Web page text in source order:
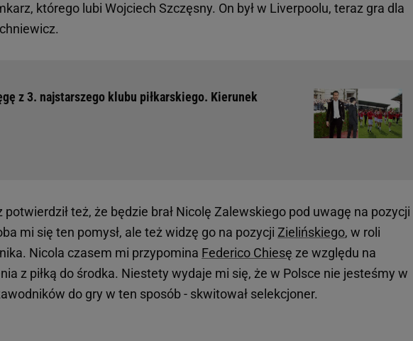
którego lubi Wojciech Szczęsny. On był w Liverpoolu, teraz gra dla
z 3. najstarszego klubu piłkarskiego. Kierunek
potwierdził też, że będzie brał Nicolę Zalewskiego pod uwagę na pozycji
mi się ten pomysł, ale też widzę go na pozycji Zielińskiego, w roli
Nicola czasem mi przypomina Federico Chiesę ze względu na
z piłką do środka. Niestety wydaje mi się, że w Polsce nie jesteśmy w
do gry w ten sposób - skwitował selekcjoner.